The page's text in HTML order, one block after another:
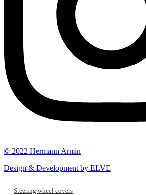
© 2022 Hermann Armin
Design & Development by ELVE
Steering wheel covers